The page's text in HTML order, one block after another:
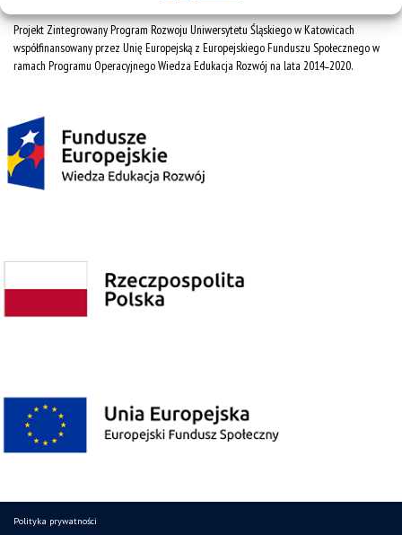
Projekt Zintegrowany Program Rozwoju Uniwersytetu Śląskiego w Katowicach
współfinansowany przez Unię Europejską z Europejskiego Funduszu Społecznego w
ramach Programu Operacyjnego Wiedza Edukacja Rozwój na lata 2014˗2020.
Polityka prywatności